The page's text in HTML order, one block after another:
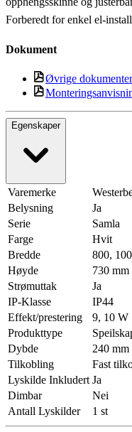
Forberedt for enkel el-
Dokument
Øvrige dokumenter
Egenskaper
Varemerke
Belysning
Ja
Serie
Samla
Farge
Hvit
Bredde
800,
Høyde
730 mm
Strømuttak
Ja
IP-Klasse
IP44
Effekt/prestering
9, 10 W
Produkttype
Dybde
240 mm
Tilkobling
Fast
Lyskilde Inkludert Ja
Dimbar
Nei
Antall Lyskilder
1 st